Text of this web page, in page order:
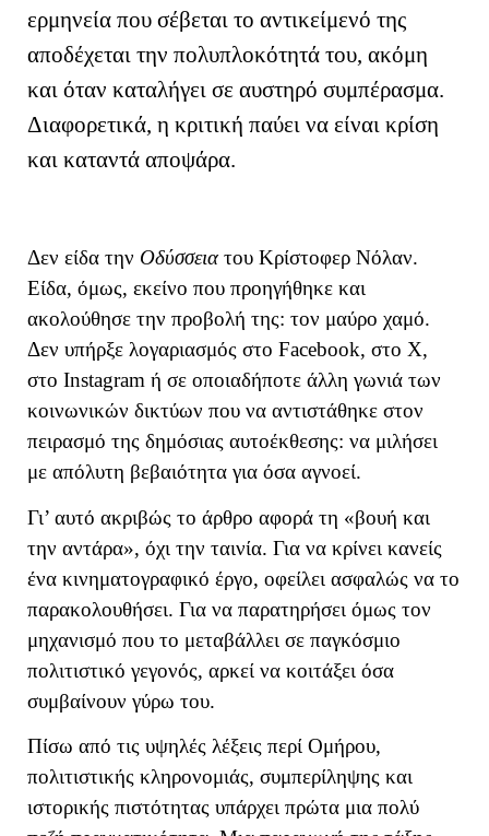
ερμηνεία που σέβεται το αντικείμενό της
αποδέχεται την πολυπλοκότητά του, ακόμη
και όταν καταλήγει σε αυστηρό συμπέρασμα.
Διαφορετικά, η κριτική παύει να είναι κρίση
και καταντά αποψάρα.
Δεν είδα την Οδύσσειατου Κρίστοφερ Νόλαν.
Είδα, όμως, εκείνο που προηγήθηκε και
ακολούθησε την προβολή της: τον μαύρο χαμό.
Δεν υπήρξε λογαριασμός στο Facebook, στο X,
στο Instagram ή σε οποιαδήποτε άλλη γωνιά των
κοινωνικών δικτύων που να αντιστάθηκε στον
πειρασμό της δημόσιας αυτοέκθεσης: να μιλήσει
με απόλυτη βεβαιότητα για όσα αγνοεί.
Γι’ αυτό ακριβώς το άρθρο αφορά τη «βουή και
την αντάρα», όχι την ταινία. Για να κρίνει κανείς
ένα κινηματογραφικό έργο, οφείλει ασφαλώς να το
παρακολουθήσει. Για να παρατηρήσει όμως τον
μηχανισμό που το μεταβάλλει σε παγκόσμιο
πολιτιστικό γεγονός, αρκεί να κοιτάξει όσα
συμβαίνουν γύρω του.
Πίσω από τις υψηλές λέξεις περί Ομήρου,
πολιτιστικής κληρονομιάς, συμπερίληψης και
ιστορικής πιστότητας υπάρχει πρώτα μια πολύ